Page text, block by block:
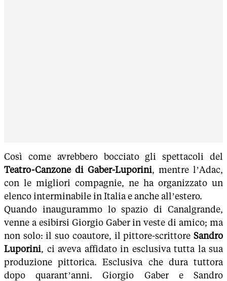
Così come avrebbero bocciato gli spettacoli del
Teatro-Canzone di Gaber-Luporini, mentre l’Adac,
con le migliori compagnie, ne ha organizzato un
elenco interminabile in Italia e anche all’estero.
Quando inaugurammo lo spazio di Canalgrande,
venne a esibirsi Giorgio Gaber in veste di amico; ma
non solo: il suo coautore, il pittore-scrittore Sandro
Luporini, ci aveva affidato in esclusiva tutta la sua
produzione pittorica. Esclusiva che dura tuttora
dopo quarant’anni. Giorgio Gaber e Sandro